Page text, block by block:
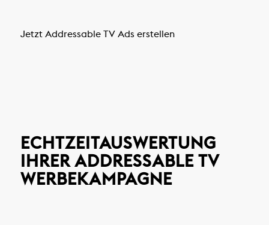
Jetzt Addressable TV Ads erstellen
ECHTZEITAUSWERTUNG
IHRER ADDRESSABLE TV
WERBEKAMPAGNE